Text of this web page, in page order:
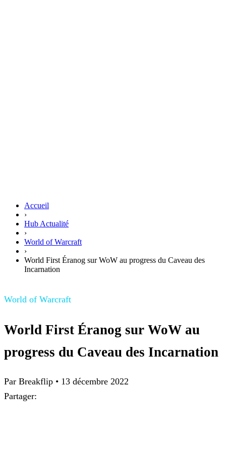
Accueil
›
Hub Actualité
›
World of Warcraft
›
World First Éranog sur WoW au progress du Caveau des
Incarnation
World of Warcraft
World First Éranog sur WoW au
progress du Caveau des Incarnation
Par Breakflip • 13 décembre 2022
Partager: